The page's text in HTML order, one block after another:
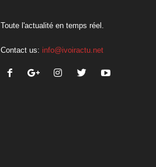
Toute l'actualité en temps réel.
Contact us: info@ivoiractu.net